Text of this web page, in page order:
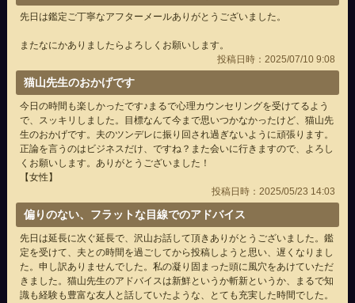
先日は鑑定ご丁寧なアフターメールありがとうございました。
またなにかありましたらよろしくお願いします。
投稿日時：2025/07/10 9:08
猫山先生のおかげです
今日の時間も楽しかったです♪まるで心理カウンセリングを受けてるよう
で、スッキリしました。目標なんて今まで思いつかなかったけど、猫山先
生のおかげです。夫のツンデレに振り回され過ぎないように頑張ります。
正論を言うのはビジネスだけ、ですね？また会いに行きますので、よろし
くお願いします。ありがとうございました！
【女性】
投稿日時：2025/05/23 14:03
偏りのない、フラットな目線でのアドバイス
先日は延長に次ぐ延長で、沢山お話して頂きありがとうございました。鑑
定を受けて、夫との時間を過ごしてから投稿しようと思い、遅くなりまし
た。申し訳ありませんでした。私の凝り固まった頭に風穴をあけていただ
きました。猫山先生のアドバイスは新鮮というか斬新というか、まるで知
識も経験も豊富な友人と話していたような、とても充実した時間でした。